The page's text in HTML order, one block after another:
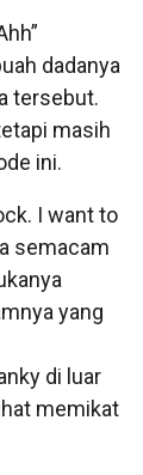
dadanya
tersebut.
masih
ini.
I want to
semacam
yang
di luar
memikat